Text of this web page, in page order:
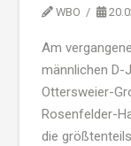
WBO
Am
männlichen D-
Ottersweier-
Rosenfelder-
die